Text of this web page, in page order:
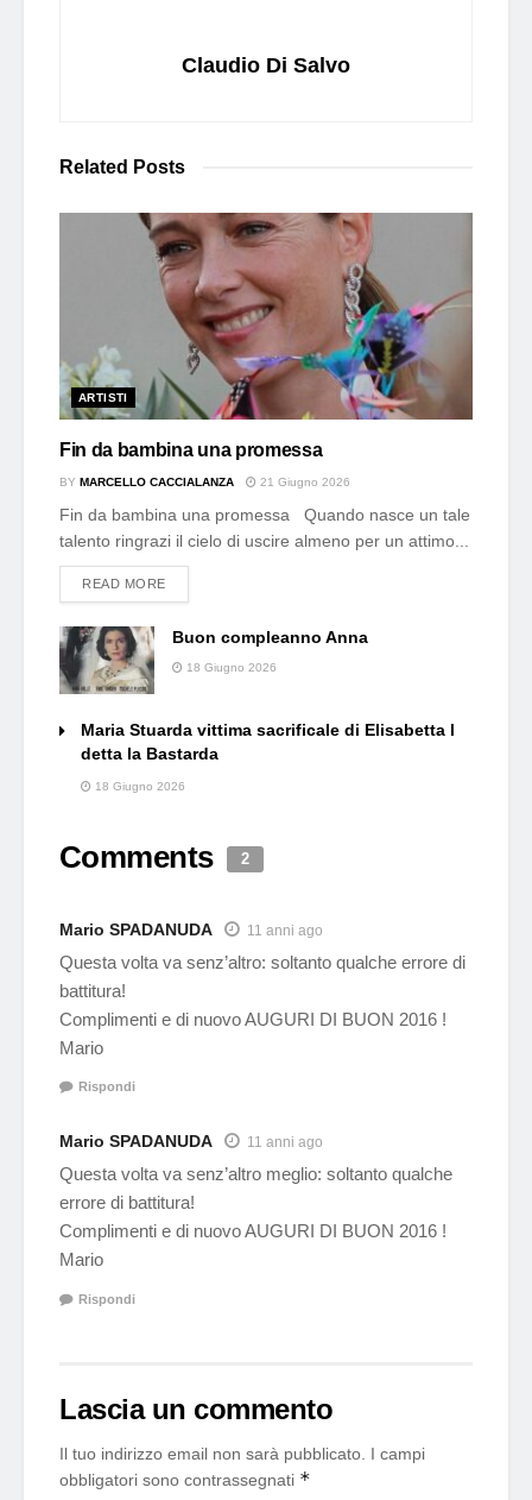
Claudio Di Salvo
Related Posts
ARTISTI
Fin da bambina una promessa
BY MARCELLO CACCIALANZA 21 Giugno 2026
Fin da bambina una promessa Quando nasce un tale
talento ringrazi il cielo di uscire almeno per un attimo...
READ MOREDETAILS
Buon compleanno Anna
18 Giugno 2026
Maria Stuarda vittima sacrificale di Elisabetta l
detta la Bastarda
18 Giugno 2026
Comments 2
Mario SPADANUDA 11 anni ago
Questa volta va senz’altro: soltanto qualche errore di
battitura!
Complimenti e di nuovo AUGURI DI BUON 2016 !
Mario
Rispondi
Mario SPADANUDA 11 anni ago
Questa volta va senz’altro meglio: soltanto qualche
errore di battitura!
Complimenti e di nuovo AUGURI DI BUON 2016 !
Mario
Rispondi
Lascia un commento
Il tuo indirizzo email non sarà pubblicato. I campi
obbligatori sono contrassegnati *